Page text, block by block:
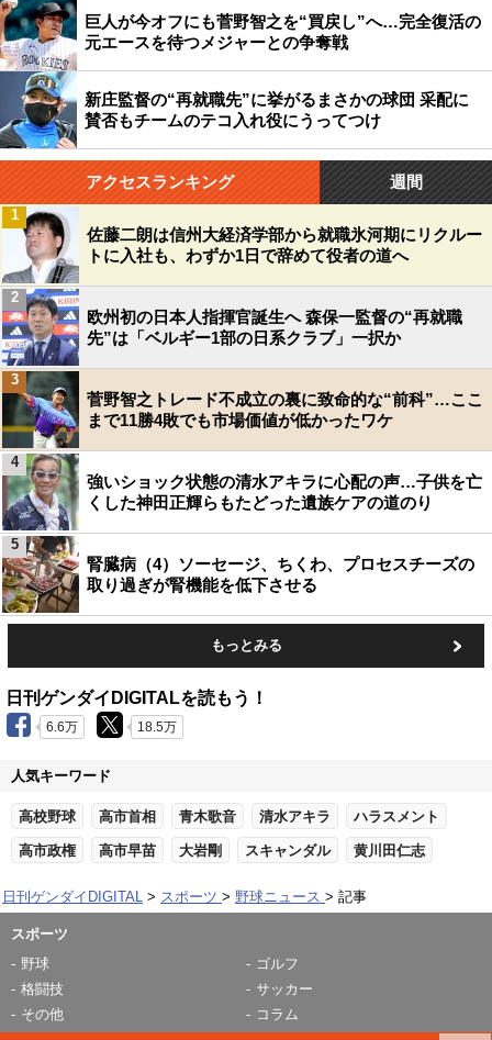
巨人が今オフにも菅野智之を“買戻し”へ…完全復活の
元エースを待つメジャーとの争奪戦
新庄監督の“再就職先”に挙がるまさかの球団 采配に
賛否もチームのテコ入れ役にうってつけ
アクセスランキング 週間
佐藤二朗は信州大経済学部から就職氷河期にリクルー
トに入社も、わずか1日で辞めて役者の道へ
1
欧州初の日本人指揮官誕生へ 森保一監督の“再就職
先”は「ベルギー1部の日系クラブ」一択か
2
菅野智之トレード不成立の裏に致命的な“前科”…ここ
まで11勝4敗でも市場価値が低かったワケ
3
強いショック状態の清水アキラに心配の声…子供を亡
くした神田正輝らもたどった遺族ケアの道のり
4
腎臓病（4）ソーセージ、ちくわ、プロセスチーズの
取り過ぎが腎機能を低下させる
5
もっとみる
日刊ゲンダイDIGITALを読もう！
6.6万 18.5万
人気キーワード
高校野球 高市首相 青木歌音 清水アキラ ハラスメント
高市政権 高市早苗 大岩剛 スキャンダル 黄川田仁志
日刊ゲンダイDIGITAL スポーツ 野球ニュース 記事
スポーツ
野球
ゴルフ
格闘技
サッカー
その他
コラム